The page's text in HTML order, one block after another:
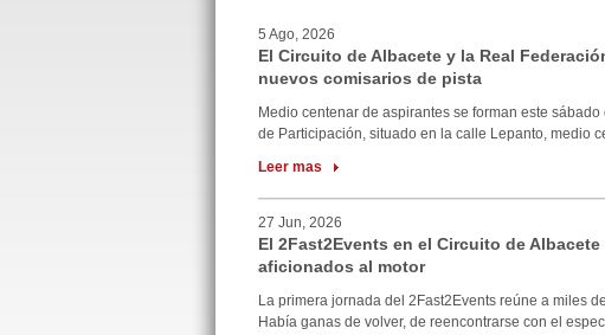
5 Ago, 2026
El Circuito de Albacete y la Real
nuevos comisarios de pista
Medio centenar de aspirantes se forman este
de Participación, situado en la calle Lepanto, medio
Leer mas
27 Jun, 2026
El 2Fast2Events en el Circuito de
aficionados al motor
La primera jornada del 2Fast2Events reúne a miles
Había ganas de volver, de reencontrarse con el